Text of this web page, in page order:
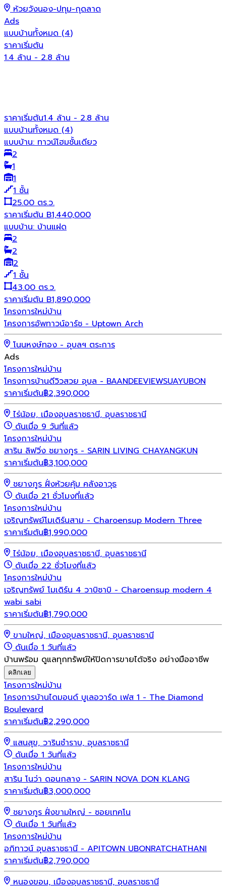
ห้วยวังนอง-ปทุม-กุดลาด
Ads
แบบบ้านทั้งหมด (4)
ราคาเริ่มต้น
1.4 ล้าน - 2.8 ล้าน
ราคาเริ่มต้น1.4 ล้าน - 2.8 ล้าน
แบบบ้านทั้งหมด (4)
แบบบ้าน: ทาวน์โฮมชั้นเดียว
2
1
1
1 ชั้น
25.00 ตร.ว.
ราคาเริ่มต้น B1,440,000
แบบบ้าน: บ้านแฝด
2
2
2
1 ชั้น
43.00 ตร.ว.
ราคาเริ่มต้น B1,890,000
โครงการใหม่บ้าน
โครงการอัพทาวน์อาร์ช - Uptown Arch
โนนหงษ์ทอง - อุบลฯ ตระการ
Ads
โครงการใหม่บ้าน
โครงการบ้านดีวิวสวย อุบล - BAANDEEVIEWSUAYUBON
ราคาเริ่มต้น฿2,390,000
ไร่น้อย, เมืองอุบลราชธานี, อุบลราชธานี
ดันเมื่อ 9 วันที่แล้ว
โครงการใหม่บ้าน
สาริน ลิฟวิ่ง ชยางกูร - SARIN LIVING CHAYANGKUN
ราคาเริ่มต้น฿3,100,000
ชยางกูร ฝั่งห้วยคุ้ม คลังอาวุธ
ดันเมื่อ 21 ชั่วโมงที่แล้ว
โครงการใหม่บ้าน
เจริญทรัพย์โมเดิร์นสาม - Charoensup Modern Three
ราคาเริ่มต้น฿1,990,000
ไร่น้อย, เมืองอุบลราชธานี, อุบลราชธานี
ดันเมื่อ 22 ชั่วโมงที่แล้ว
โครงการใหม่บ้าน
เจริญทรัพย์ โมเดิร์น 4 วาบิซาบิ - Charoensup modern 4
wabi sabi
ราคาเริ่มต้น฿1,790,000
ขามใหญ่, เมืองอุบลราชธานี, อุบลราชธานี
ดันเมื่อ 1 วันที่แล้ว
บ้านพร้อม ดูแลทุกทรัพย์ให้ปิดการขายได้จริง อย่างมืออาชีพ
คลิกเลย
โครงการใหม่บ้าน
โครงการบ้านไดมอนด์ บูเลอวาร์ด เฟส 1 - The Diamond
Boulevard
ราคาเริ่มต้น฿2,290,000
แสนสุข, วารินชำราบ, อุบลราชธานี
ดันเมื่อ 1 วันที่แล้ว
โครงการใหม่บ้าน
สาริน โนว่า ดอนกลาง - SARIN NOVA DON KLANG
ราคาเริ่มต้น฿3,000,000
ชยางกูร ฝั่งขามใหญ่ - ซอยเทคโน
ดันเมื่อ 1 วันที่แล้ว
โครงการใหม่บ้าน
อภิทาวน์ อุบลราชธานี - APITOWN UBONRATCHATHANI
ราคาเริ่มต้น฿2,790,000
หนองขอน, เมืองอุบลราชธานี, อุบลราชธานี